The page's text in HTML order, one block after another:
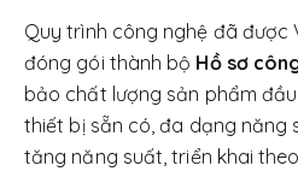
Quy trình công nghệ đã được
đóng gói thành bộ Hồ sơ
bảo chất lượng sản phẩm
thiết bị sẵn có, đa dạng năng
tăng năng suất, triển khai